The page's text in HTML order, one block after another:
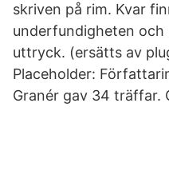
skriven på rim. Kvar
underfundigheten och
uttryck. (ersätts av
Placeholder:
Granér gav 34 träffar.